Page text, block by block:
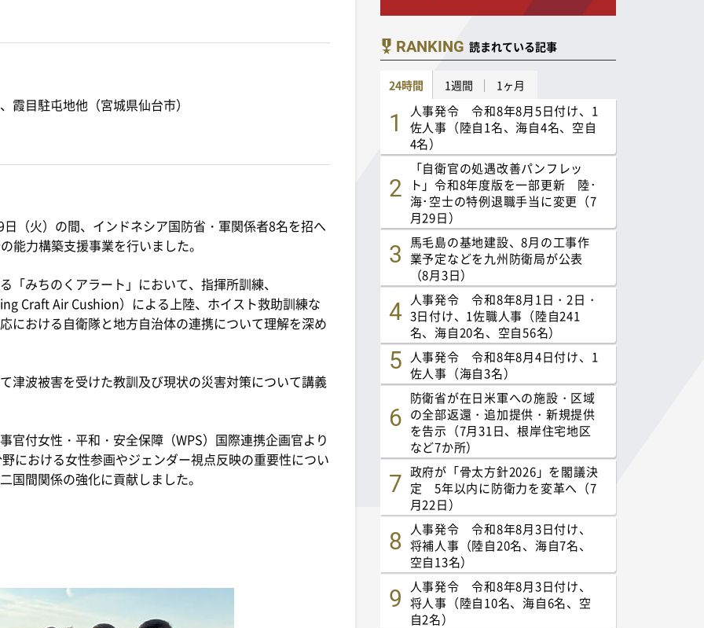
目駐屯地他（宮城県仙台市）
（火）の間、インドネシア国防省・軍関係者8名を招へ
能力構築支援事業を行いました。
みちのくアラート」において、指揮所訓練、
Craft Air Cushion）による上陸、ホイスト救助訓練な
における自衛隊と地方自治体の連携について理解を深め
波被害を受けた教訓及び現状の災害対策について講義
付女性・平和・安全保障（WPS）国際連携企画官より
における女性参画やジェンダー視点反映の重要性につい
国間関係の強化に貢献しました。
RANKING 読まれている記事
24時間 1週間 1ヶ月
人事発令 令和8年8月5日付け、1
佐人事（陸自1名、海自4名、空自
4名）
「自衛官の処遇改善パンフレッ
ト」令和8年度版を一部更新 陸･
海･空士の特例退職手当に変更（7
月29日）
馬毛島の基地建設、8月の工事作
業予定などを九州防衛局が公表
（8月3日）
人事発令 令和8年8月1日・2日・
3日付け、1佐職人事（陸自241
名、海自20名、空自56名）
人事発令 令和8年8月4日付け、1
佐人事（海自3名）
防衛省が在日米軍への施設・区域
の全部返還・追加提供・新規提供
を告示（7月31日、根岸住宅地区
など7か所）
政府が「骨太方針2026」を閣議決
定 5年以内に防衛力を変革へ（7
月22日）
人事発令 令和8年8月3日付け、
将補人事（陸自20名、海自7名、
空自13名）
人事発令 令和8年8月3日付け、
将人事（陸自10名、海自6名、空
自2名）